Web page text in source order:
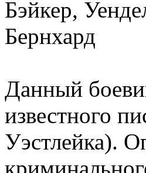
Бэйкер,
Бернхард
Данный
известного
Уэстлейка).